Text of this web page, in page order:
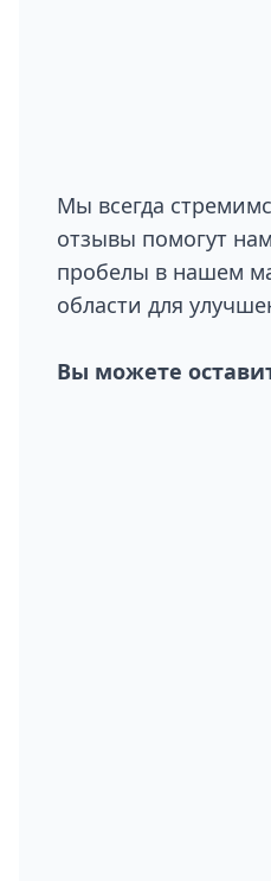
Мы всегда
отзывы помогут
пробелы в нашем
области для
Вы можете